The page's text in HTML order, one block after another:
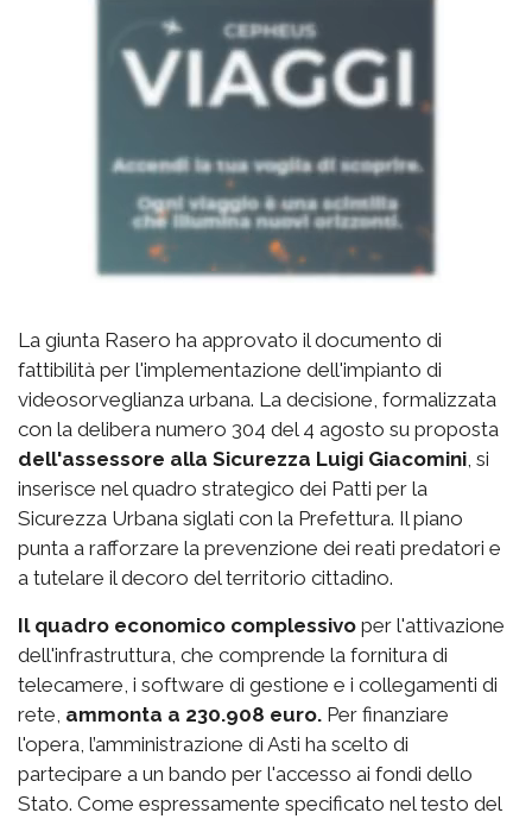
La giunta Rasero ha approvato il documento di
fattibilità per l'implementazione dell'impianto di
videosorveglianza urbana. La decisione, formalizzata
con la delibera numero 304 del 4 agosto su proposta
dell'assessore alla Sicurezza Luigi Giacomini , si
inserisce nel quadro strategico dei Patti per la
Sicurezza Urbana siglati con la Prefettura. Il piano
punta a rafforzare la prevenzione dei reati predatori e
a tutelare il decoro del territorio cittadino.
Il quadro economico complessivo per l'attivazione
dell'infrastruttura, che comprende la fornitura di
telecamere, i software di gestione e i collegamenti di
rete, ammonta a 230.908 euro. Per finanziare
l'opera, l’amministrazione di Asti ha scelto di
partecipare a un bando per l'accesso ai fondi dello
Stato. Come espressamente specificato nel testo del